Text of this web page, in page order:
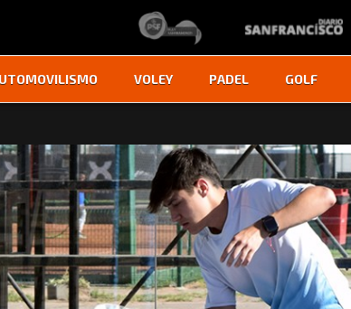
VOLEY PADEL GOLF